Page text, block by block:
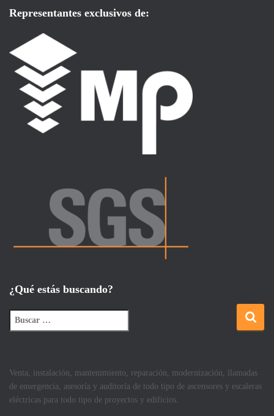
Representantes exclusivos de:
¿Qué estás buscando?
Venta, instalación, mantenimiento, reparación, modernización, llamadas
de emergencia, asesoría y auditoría de todo tipo de ascensores y escaleras
eléctricas para todo tipo de proyectos y edificios.